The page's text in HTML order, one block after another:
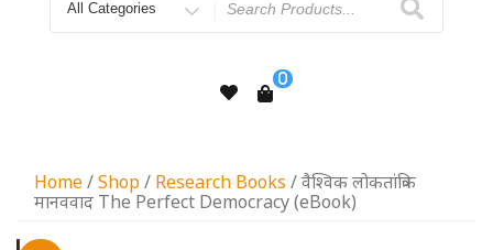
0
Home/Shop/ Research Books / वैश्विक लोकतांत्रिक
मानववाद The Perfect Democracy (eBook)